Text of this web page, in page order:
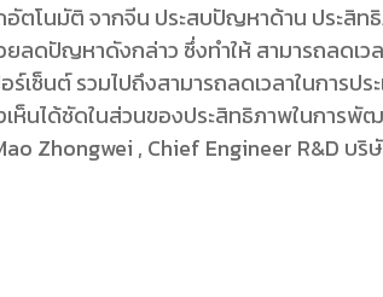
โนมัติ จากจีน ประสบปัญหาด้าน ประสิท
ลดปัญหาดังกล่าว ซึ่งทำให้ สามารถลดเ
เซ็นต์ รวมไปถึงสามารถลดเวลาในการป
ห็นได้ชัดในส่วนของประสิทธิภาพในการพั
Zhongwei , Chief Engineer R&D บ